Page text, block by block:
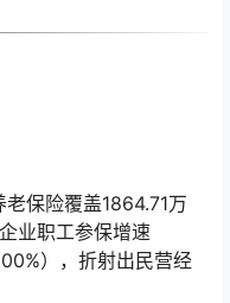
保险覆盖1864.71万
业职工参保增速
），折射出民营经